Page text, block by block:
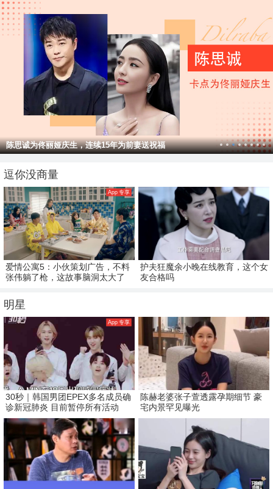
陈思诚为佟丽娅庆生，连续15年为前妻送祝福
逗你没商量
App 专享
爱情公寓5：小伙策划广告，不料
张伟躺了枪，这故事脑洞太大了
护夫狂魔余小晚在线教育，这个女
友合格吗
明星
App 专享
30秒｜韩国男团EPEX多名成员确
诊新冠肺炎 目前暂停所有活动
陈赫老婆张子萱透露孕期细节 豪
宅内景罕见曝光